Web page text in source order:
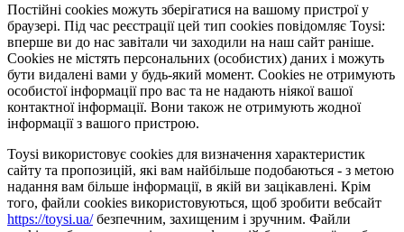
Постійні cookies можуть зберігатися на вашому пристрої у
браузері. Під час реєстрації цей тип cookies повідомляє Toysi:
вперше ви до нас завітали чи заходили на наш сайт раніше.
Cookies не містять персональних (особистих) даних і можуть
бути видалені вами у будь-який момент. Сookies не отримують
особистої інформації про вас та не надають ніякої вашої
контактної інформації. Вони також не отримують жодної
інформації з вашого пристрою.
Toysi використовує cookies для визначення характеристик
сайту та пропозицій, які вам найбільше подобаються - з метою
надання вам більше інформації, в якій ви зацікавлені. Крім
того, файли cookies використовуються, щоб зробити вебсайт
https://toysi.ua/безпечним, захищеним і зручним. Файли